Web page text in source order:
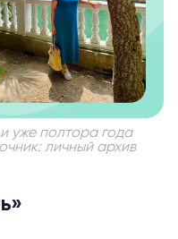
уже полтора года
личный архив